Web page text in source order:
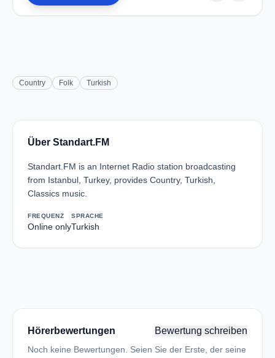
Country Folk Turkish
Über Standart.FM
Standart.FM is an Internet Radio station broadcasting
from Istanbul, Turkey, provides Country, Turkish,
Classics music.
FREQUENZ
Online only
SPRACHE
Turkish
Hörerbewertungen Bewertung schreiben
Noch keine Bewertungen. Seien Sie der Erste, der seine